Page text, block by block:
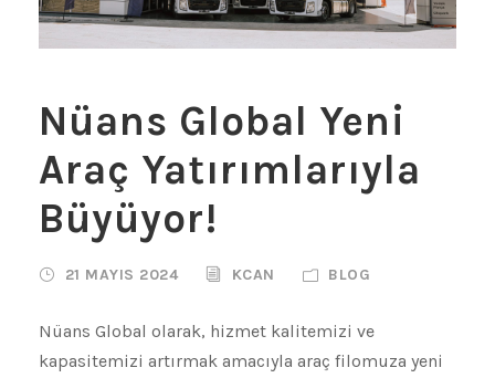
Nüans Global Yeni
Araç Yatırımlarıyla
Büyüyor!
21 MAYIS 2024 KCAN BLOG
Nüans Global olarak, hizmet kalitemizi ve
kapasitemizi artırmak amacıyla araç filomuza yeni